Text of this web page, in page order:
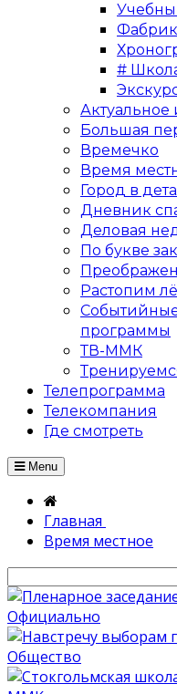
#
Актуальное
Большая
Времечко
Время
Город в
Дневник
Деловая
По букве
Растопим
программы
ТВ-ММК
Телепрограмма
Телекомпания
Где смотреть
Menu
Главная
Время местное
Официально
Общество